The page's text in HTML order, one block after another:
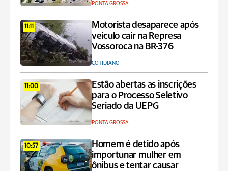
PONTA GROSSA
11:11
Motorista desaparece após
veículo cair na Represa
Vossoroca na BR-376
COTIDIANO
11:00
Estão abertas as inscrições
para o Processo Seletivo
Seriado da UEPG
PONTA GROSSA
10:57
Homem é detido após
importunar mulher em
ônibus e tentar causar